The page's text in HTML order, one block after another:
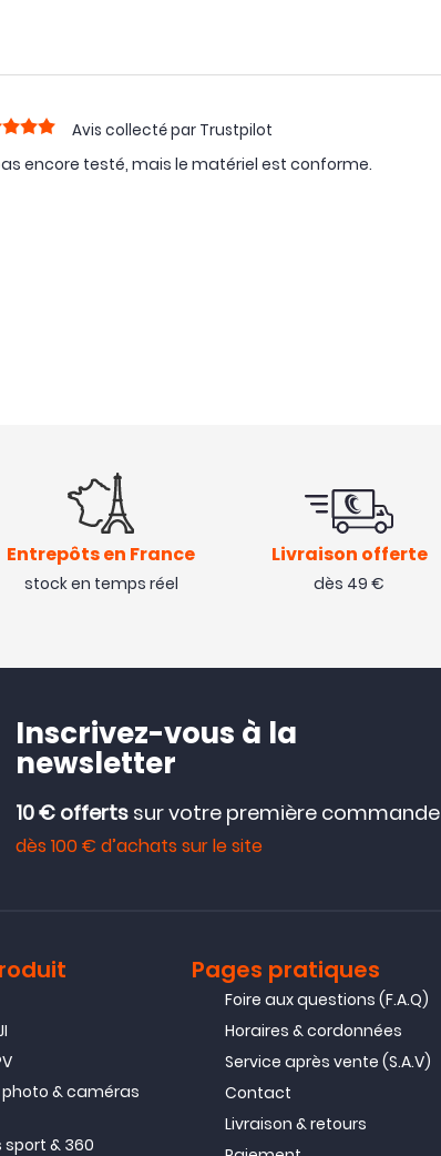
Avis collecté par Trustpilot
encore testé, mais le matériel est conforme.
Entrepôts en France
stock en temps réel
Livraison offerte
dès 49 €
Inscrivez-vous à la
newsletter
10 € offerts sur votre première commande
dès 100 € d’achats sur le site
photo & caméras
& 360
Pages pratiques
Foire aux questions (F.A.Q)
Horaires & cordonnées
Service après vente (S.A.V)
Contact
Livraison & retours